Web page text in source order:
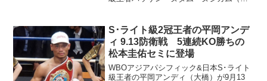
ジャネイロ五輪の世界最終予選にエント
リーした。 今...
S･ライト級2冠王者の平岡アンデ
ィ 9.13防衛戦 5連続KO勝ちの
松本圭佑セミに登場
WBOアジアパシフィック&日本S･ライト
級王者の平岡アンディ（大橋）が9月13